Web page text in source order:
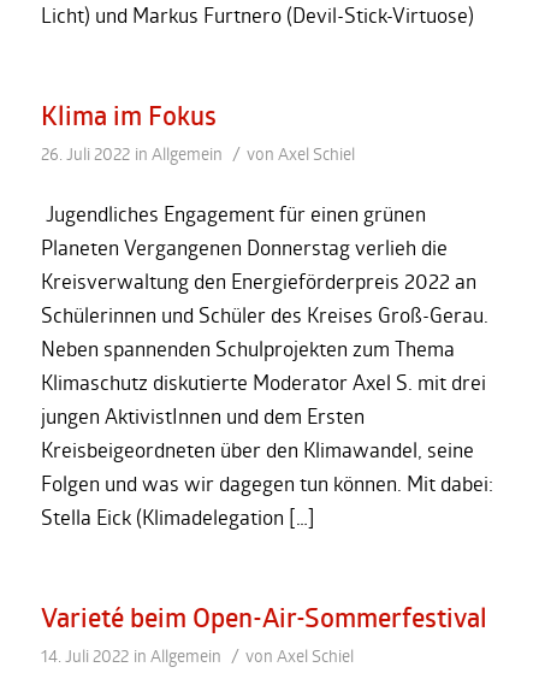
Licht) und Markus Furtnero (Devil-Stick-Virtuose)
Klima im Fokus
26. Juli 2022 in Allgemein / von Axel Schiel
Jugendliches Engagement für einen grünen
Planeten Vergangenen Donnerstag verlieh die
Kreisverwaltung den Energieförderpreis 2022 an
Schülerinnen und Schüler des Kreises Groß-Gerau.
Neben spannenden Schulprojekten zum Thema
Klimaschutz diskutierte Moderator Axel S. mit drei
jungen AktivistInnen und dem Ersten
Kreisbeigeordneten über den Klimawandel, seine
Folgen und was wir dagegen tun können. Mit dabei:
Stella Eick (Klimadelegation […]
Varieté beim Open-Air-Sommerfestival
14. Juli 2022 in Allgemein / von Axel Schiel